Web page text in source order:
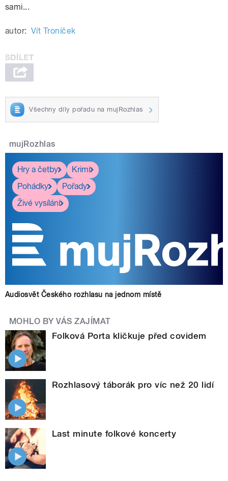
sami...
autor: Vít Troníček
Všechny díly pořadu na mujRozhlas
mujRozhlas
Hry a četby
Krimi
Pohádky
Pořady
Živé vysílání
Audiosvět Českého rozhlasu na jednom místě
MOHLO BY VÁS ZAJÍMAT
Folková Porta kličkuje před covidem
Rozhlasový táborák pro víc než 20 lidí
Last minute folkové koncerty